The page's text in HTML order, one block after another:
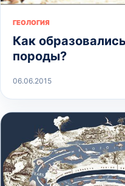
ГЕОЛОГИЯ
Как
породы?
06.06.2015